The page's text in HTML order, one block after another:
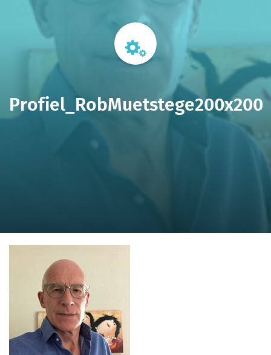
Profiel_RobMuetstege200x200